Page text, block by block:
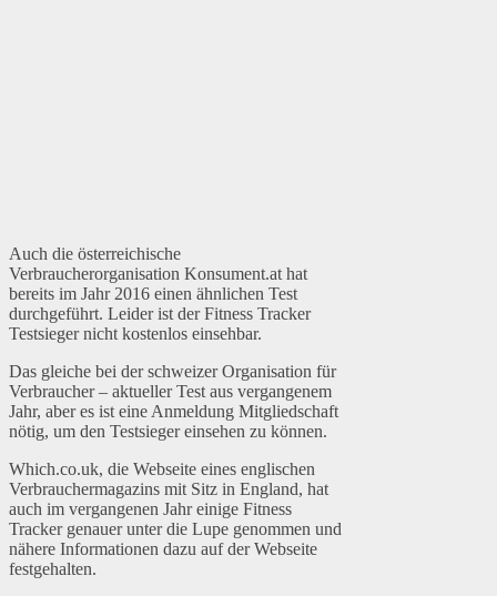
Auch die österreichische
Verbraucherorganisation Konsument.at hat
bereits im Jahr 2016 einen ähnlichen Test
durchgeführt. Leider ist der Fitness Tracker
Testsieger nicht kostenlos einsehbar.
Das gleiche bei der schweizer Organisation für
Verbraucher – aktueller Test aus vergangenem
Jahr, aber es ist eine Anmeldung Mitgliedschaft
nötig, um den Testsieger einsehen zu können.
Which.co.uk, die Webseite eines englischen
Verbrauchermagazins mit Sitz in England, hat
auch im vergangenen Jahr einige Fitness
Tracker genauer unter die Lupe genommen und
nähere Informationen dazu auf der Webseite
festgehalten.